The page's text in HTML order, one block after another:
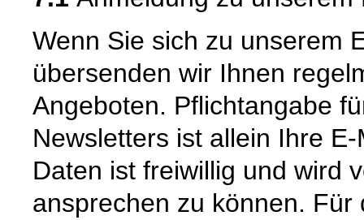
Wenn Sie sich zu unserem
übersenden wir Ihnen
Angeboten. Pflichtangabe
Newsletters ist allein Ihre
Daten ist freiwillig und wird
ansprechen zu können.